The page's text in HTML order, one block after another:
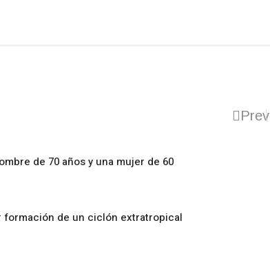
Prev
de 70 años y una mujer de 60
formación de un ciclón extratropical